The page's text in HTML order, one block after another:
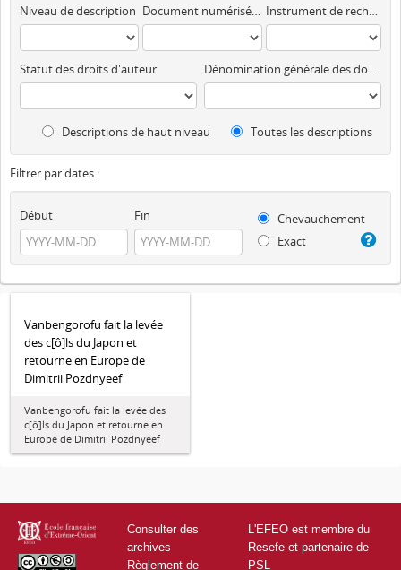
Niveau de description Document numérisé disponible Instrument de recherche
Statut des droits d'auteur Dénomination générale des documents
Descriptions de haut niveau Toutes les descriptions
Filtrer par dates :
Début Fin
Chevauchement
Exact
Vanbengorofu fait la levée
des c[ô]ls du Japon et
retourne en Europe de
Dimitrii Pozdnyeef
Vanbengorofu fait la levée des
c[ô]ls du Japon et retourne en
Europe de Dimitrii Pozdnyeef
Consulter des
archives
Règlement de
L'EFEO est membre du
Resefe et partenaire de
PSL